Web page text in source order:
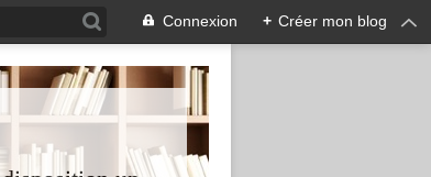
Connexion + Créer mon blog